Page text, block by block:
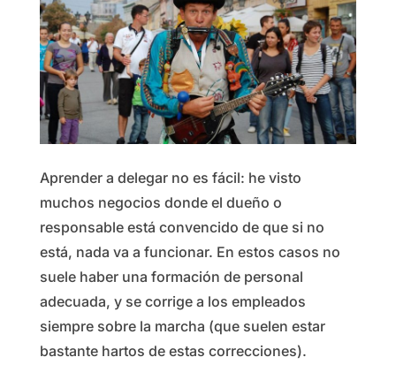
Aprender a delegar no es fácil: he visto
muchos negocios donde el dueño o
responsable está convencido de que si no
está, nada va a funcionar. En estos casos no
suele haber una formación de personal
adecuada, y se corrige a los empleados
siempre sobre la marcha (que suelen estar
bastante hartos de estas correcciones).